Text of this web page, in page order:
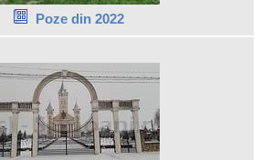
Poze din 2022